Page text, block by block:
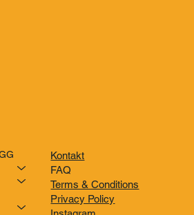
Kontakt
FAQ
Terms & Conditions
Privacy Policy